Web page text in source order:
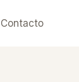
Contacto